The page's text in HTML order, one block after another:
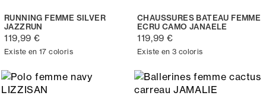
RUNNING FEMME SILVER
JAZZRUN
119,99 €
Existe en 17 coloris
CHAUSSURES BATEAU FEMME
ECRU CAMO JANAELE
119,99 €
Existe en 3 coloris